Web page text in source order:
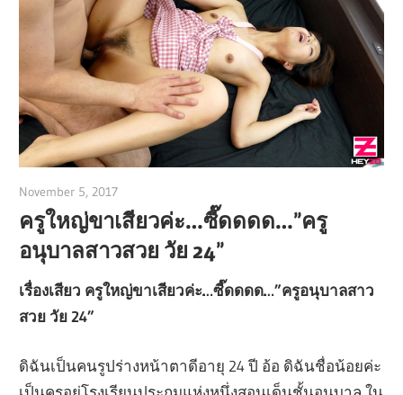
November 5, 2017
ครูใหญ่ขาเสียวค่ะ…ซี๊ดดดด…”ครู
อนุบาลสาวสวย วัย 24”
เรื่องเสียว ครูใหญ่ขาเสียวค่ะ…ซี๊ดดดด…”ครูอนุบาลสาว
สวย วัย 24”
ดิฉันเป็นคนรูปร่างหน้าตาดีอายุ 24 ปี อ้อ ดิฉันชื่อน้อยค่ะ